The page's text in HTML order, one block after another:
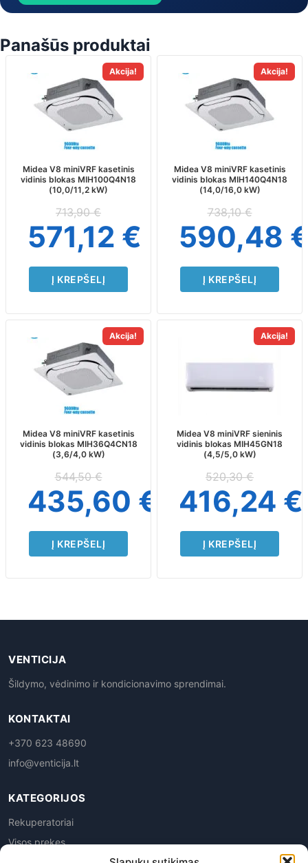
Panašūs produktai
Akcija!
Midea V8 miniVRF kasetinis
vidinis blokas MIH100Q4N18
(10,0/11,2 kW)
713,90€
571,12 €
Į KREPŠELĮ
Akcija!
Midea V8 miniVRF kasetinis
vidinis blokas MIH140Q4N18
(14,0/16,0 kW)
738,10€
590,48
Į KREPŠELĮ
Akcija!
Midea V8 miniVRF kasetinis
vidinis blokas MIH36Q4CN18
(3,6/4,0 kW)
544,50€
435,60 €
Į KREPŠELĮ
Akcija!
Midea V8 miniVRF sieninis
vidinis blokas MIH45GN18
(4,5/5,0 kW)
520,30€
416,24 €
Į KREPŠELĮ
VENTICIJA
Šildymo, vėdinimo ir kondicionavimo sprendimai.
KONTAKTAI
+370 623 48690
info@venticija.lt
KATEGORIJOS
Rekuperatoriai
Visos prekes